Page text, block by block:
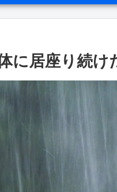
に居座り続